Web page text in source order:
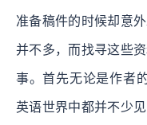
准备稿件的时候却意
并不多，而找寻这些
事。首先无论是作者
英语世界中都并不少